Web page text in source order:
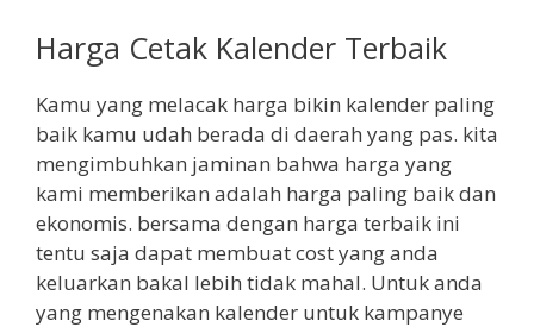
Harga Cetak Kalender Terbaik
Kamu yang melacak harga bikin kalender paling
baik kamu udah berada di daerah yang pas. kita
mengimbuhkan jaminan bahwa harga yang
kami memberikan adalah harga paling baik dan
ekonomis. bersama dengan harga terbaik ini
tentu saja dapat membuat cost yang anda
keluarkan bakal lebih tidak mahal. Untuk anda
yang mengenakan kalender untuk kampanye